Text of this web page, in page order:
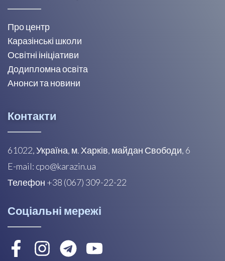
Про центр
Каразінські школи
Освітні ініціативи
Додипломна освіта
Анонси та новини
Контакти
61022, Україна, м. Харків, майдан Свободи, 6
E-mail: cpo@karazin.ua
Телефон +38 (067) 309-22-22
Соціальні мережі